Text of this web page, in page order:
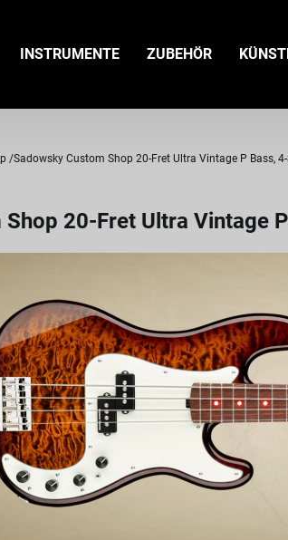
INSTRUMENTE ZUBEHÖR
Sadowsky Custom Shop 20-Fret Ultra Vintage P Bass,
20-Fret Ultra Vintage